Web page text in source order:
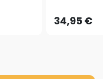
34,95 €